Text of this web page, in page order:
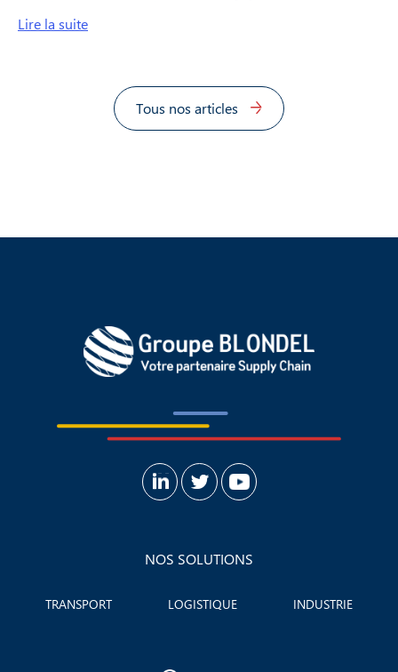
Lire la suite
Tous nos articles
NOS SOLUTIONS
TRANSPORT LOGISTIQUE INDUSTRIE